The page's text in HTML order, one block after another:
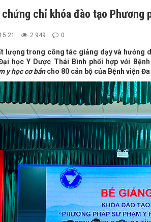
chứng chỉ khóa đào tạo Phương
2.949 0
lượng trong công tác giảng dạy và hướng
học Y Dược Thái Bình phối hợp với
y học cơ bảncho 80 cán bộ của Bệnh viện